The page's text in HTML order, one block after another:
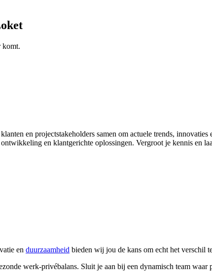
komt.
en projectstakeholders samen om actuele trends,
en klantgerichte oplossingen. Vergroot je kennis en
en duurzaamheid bieden wij jou de kans om echt het verschil
werk-privébalans. Sluit je aan bij een dynamisch team